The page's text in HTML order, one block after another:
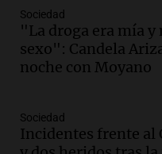
árbitros bajo la
controvertidos
Panorama Federal
Episodios
privada en el
Panorama Federal
Sociedad
"La droga era mía
sexo": Candela
noche con Moyano
Sociedad
Incidentes frente al